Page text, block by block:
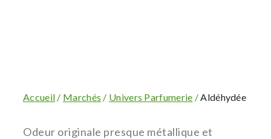
Accueil / Marchés / Univers Parfumerie /Aldéhydée
Odeur originale presque métallique et